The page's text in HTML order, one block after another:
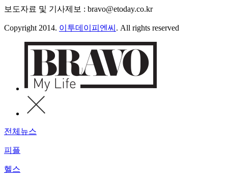
보도자료 및 기사제보 : bravo@etoday.co.kr
Copyright 2014. 이투데이피엔씨 . All rights reserved
전체뉴스
피플
헬스